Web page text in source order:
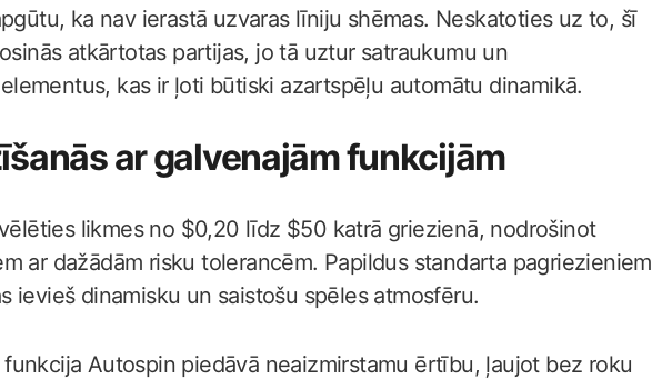
ka nav ierastā uzvaras līniju shēmas. Neskatoties uz to, šī
atkārtotas partijas, jo tā uztur satraukumu un
kas ir ļoti būtiski azartspēļu automātu dinamikā.
ar galvenajām funkcijām
likmes no $0,20 līdz $50 katrā griezienā, nodrošinot
ar dažādām risku tolerancēm. Papildus standarta pagriezieniem
ievieš dinamisku un saistošu spēles atmosfēru.
Autospin piedāvā neaizmirstamu ērtību, ļaujot bez roku